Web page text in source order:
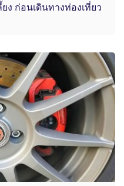
ง ก่อนเดินทางท่องเที่ยว